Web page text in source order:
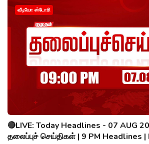
வீடியோ ஸ்டோரி
🔴LIVE: Today Headlines - 07 AUG
தலைப்புச் செய்திகள் | 9 PM Headlines |